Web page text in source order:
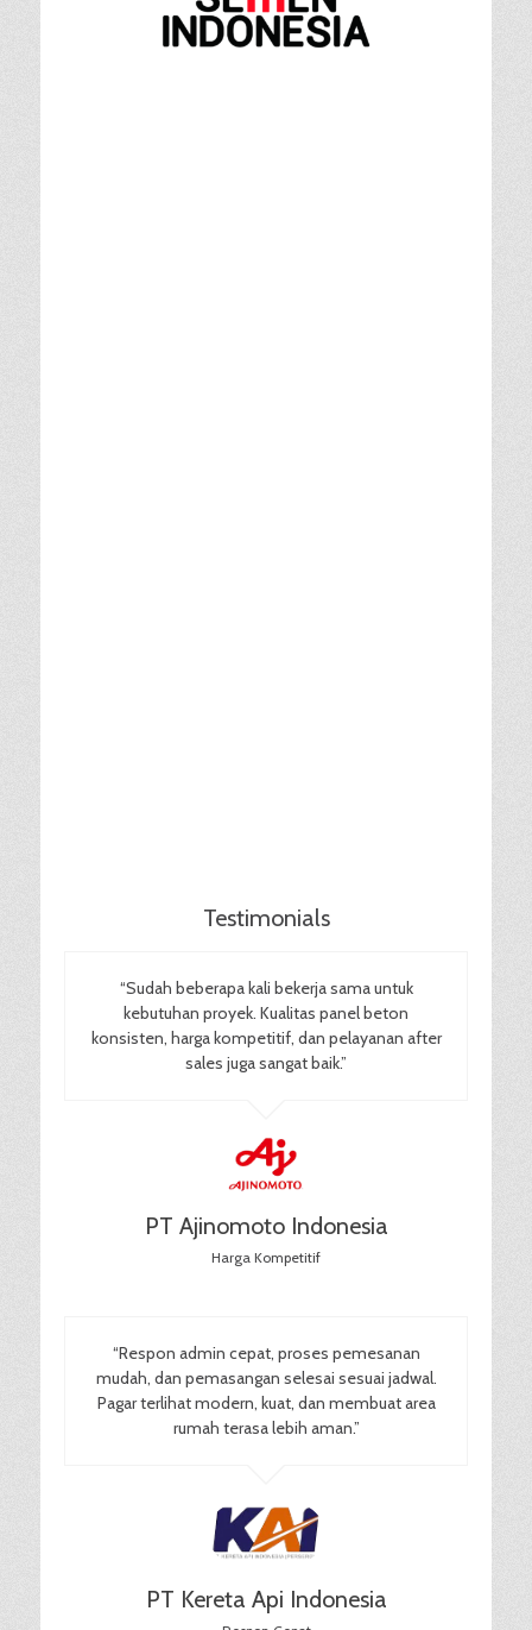
Testimonials
“Sudah beberapa kali bekerja sama untuk
kebutuhan proyek. Kualitas panel beton
konsisten, harga kompetitif, dan pelayanan after
sales juga sangat baik.”
PT Ajinomoto Indonesia
Harga Kompetitif
“Respon admin cepat, proses pemesanan
mudah, dan pemasangan selesai sesuai jadwal.
Pagar terlihat modern, kuat, dan membuat area
rumah terasa lebih aman.”
PT Kereta Api Indonesia